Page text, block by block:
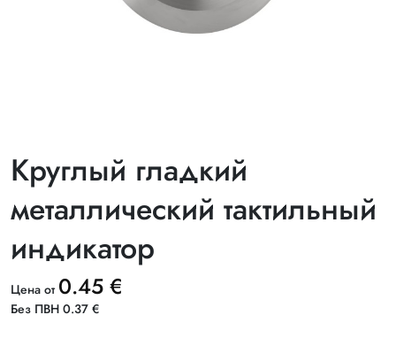
Круглый гладкий
металлический тактильный
индикатор
Цена от 0.45 €
Без ПВН 0.37 €